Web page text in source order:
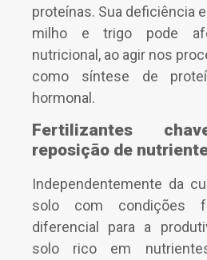
proteínas. Sua deficiência
milho e trigo pode
nutricional, ao agir nos
como síntese de
hormonal.
Fertilizantes
reposição de
Independentemente da
solo com condições
diferencial para a
solo rico em